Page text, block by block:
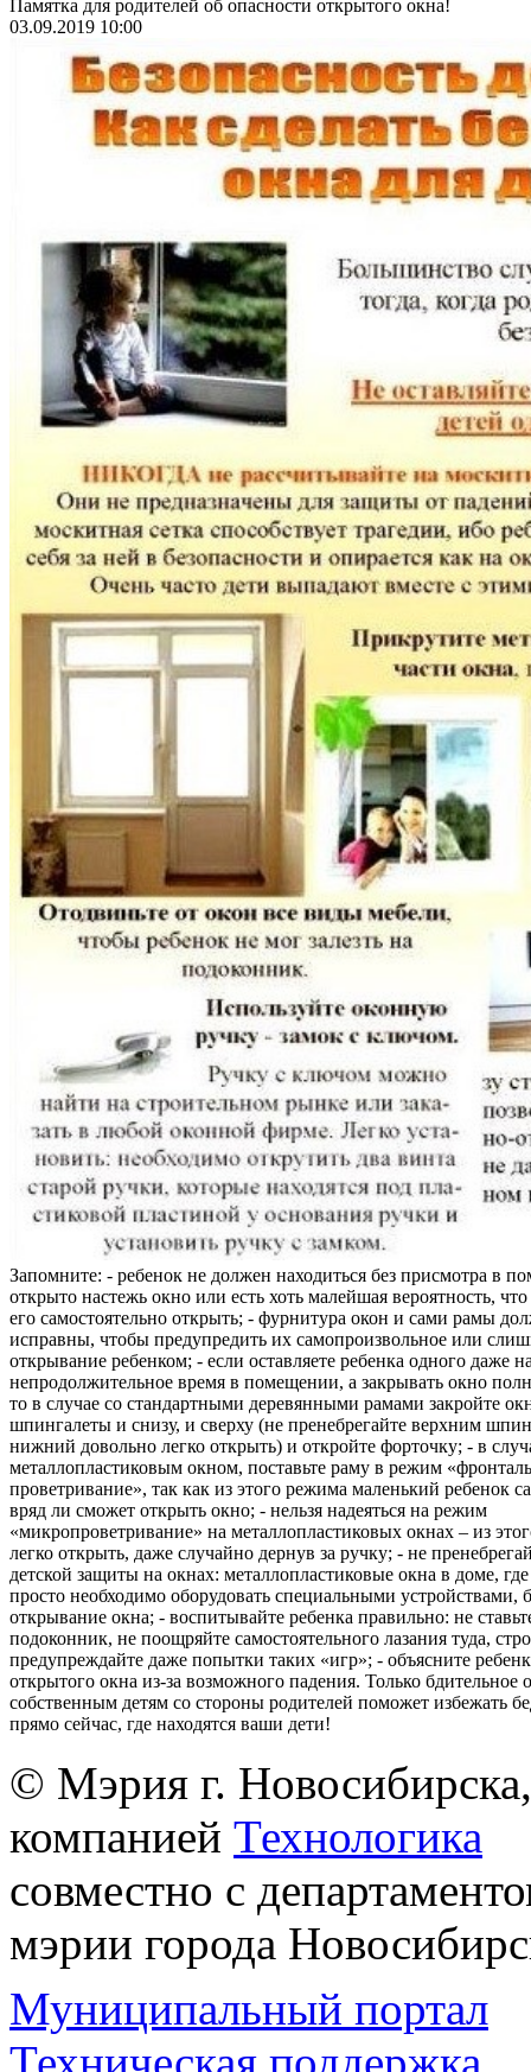
Памятка для родителей об опасности открытого окна!
03.09.2019 10:00
Запомните: - ребенок не должен находиться без присмотра в
открыто настежь окно или есть хоть малейшая вероятность,
его самостоятельно открыть; - фурнитура окон и сами рамы
исправны, чтобы предупредить их самопроизвольное или
открывание ребенком; - если оставляете ребенка одного даже
непродолжительное время в помещении, а закрывать окно
то в случае со стандартными деревянными рамами закройте
шпингалеты и снизу, и сверху (не пренебрегайте верхним
нижний довольно легко открыть) и откройте форточку; - в
металлопластиковым окном, поставьте раму в режим
проветривание», так как из этого режима маленький ребенок
вряд ли сможет открыть окно; - нельзя надеяться на режим
«микропроветривание» на металлопластиковых окнах – из
легко открыть, даже случайно дернув за ручку; - не
детской защиты на окнах: металлопластиковые окна в доме, где
просто необходимо оборудовать специальными
открывание окна; - воспитывайте ребенка правильно: не
подоконник, не поощряйте самостоятельного лазания туда,
предупреждайте даже попытки таких «игр»; - объясните
открытого окна из-за возможного падения. Только бдительное
собственным детям со стороны родителей поможет избежать
прямо сейчас, где находятся ваши дети!
© Мэрия г.
компанией Технологика
совместно с
мэрии города
Муниципальный портал